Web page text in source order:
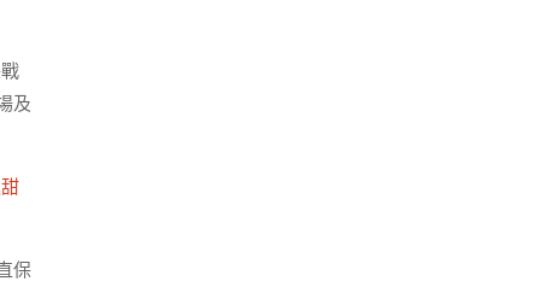
及
甜
保